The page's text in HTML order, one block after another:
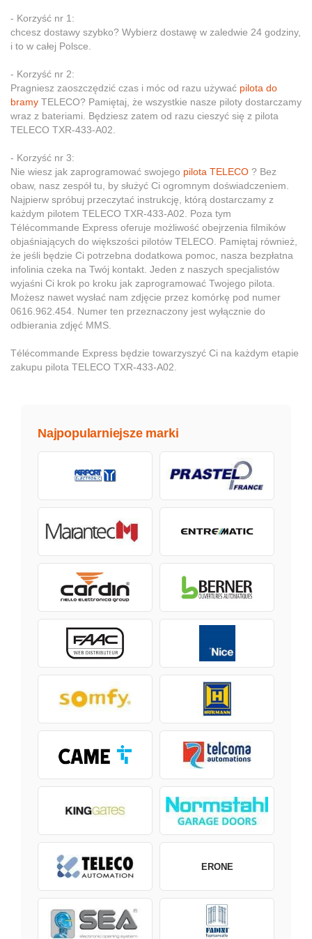
- Korzyść nr 1:
chcesz dostawy szybko? Wybierz dostawę w zaledwie 24 godziny,
i to w całej Polsce.
- Korzyść nr 2:
Pragniesz zaoszczędzić czas i móc od razu używać pilota do
bramy TELECO? Pamiętaj, że wszystkie nasze piloty dostarczamy
wraz z bateriami. Będziesz zatem od razu cieszyć się z pilota
TELECO TXR-433-A02.
- Korzyść nr 3:
Nie wiesz jak zaprogramować swojego pilota TELECO ? Bez
obaw, nasz zespół tu, by służyć Ci ogromnym doświadczeniem.
Najpierw spróbuj przeczytać instrukcję, którą dostarczamy z
każdym pilotem TELECO TXR-433-A02. Poza tym
Télécommande Express oferuje możliwość obejrzenia filmików
objaśniających do większości pilotów TELECO. Pamiętaj również,
że jeśli będzie Ci potrzebna dodatkowa pomoc, nasza bezpłatna
infolinia czeka na Twój kontakt. Jeden z naszych specjalistów
wyjaśni Ci krok po kroku jak zaprogramować Twojego pilota.
Możesz nawet wysłać nam zdjęcie przez komórkę pod numer
0616.962.454. Numer ten przeznaczony jest wyłącznie do
odbierania zdjęć MMS.
Télécommande Express będzie towarzyszyć Ci na każdym etapie
zakupu pilota TELECO TXR-433-A02.
Najpopularniejsze marki
ERONE